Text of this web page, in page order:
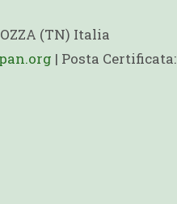
(TN) Italia
| Posta Certificata: